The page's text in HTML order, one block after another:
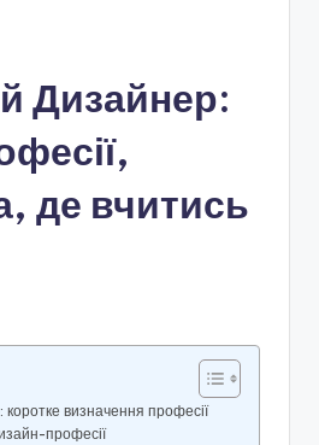
Дизайнер:
де вчитись
визначення професії
професії